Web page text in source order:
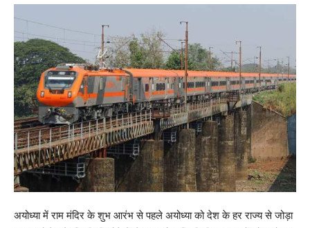
अयोध्या में राम मंदिर के शुभ आरंभ से पहले अयोध्या को देश के हर राज्य से जोड़ा